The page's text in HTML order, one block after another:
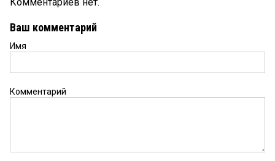
Ваш комментарий
Имя
Комментарий